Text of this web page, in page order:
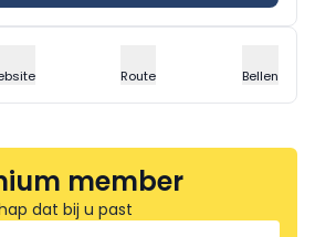
Route Bellen
member
dat bij u past